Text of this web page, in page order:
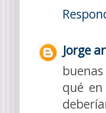
Jorge
qué